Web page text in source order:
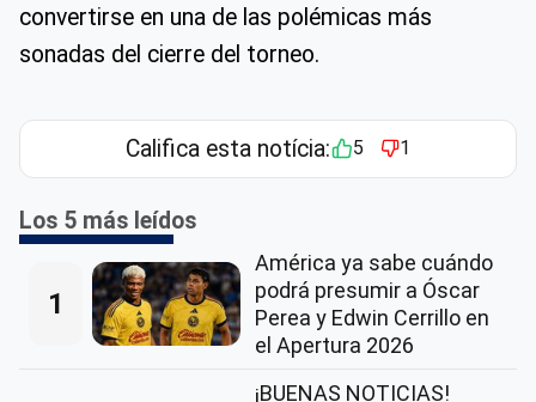
convertirse en una de las polémicas más
sonadas del cierre del torneo.
Califica esta notícia: 5 1
Los 5 más leídos
1
América ya sabe cuándo
podrá presumir a Óscar
Perea y Edwin Cerrillo en
el Apertura 2026
¡BUENAS NOTICIAS!